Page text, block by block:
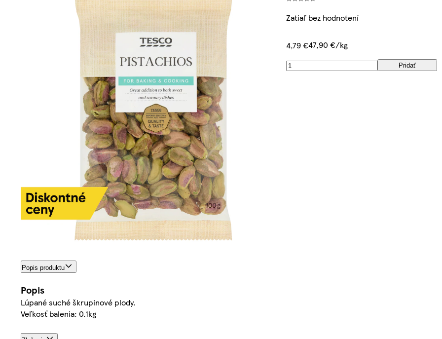
Zatiaľ bez hodnotení
4,79 €47,90 €/kg
Pridať
Popis produktu
Popis
Lúpané suché škrupinové plody.
Veľkosť balenia: 0.1kg